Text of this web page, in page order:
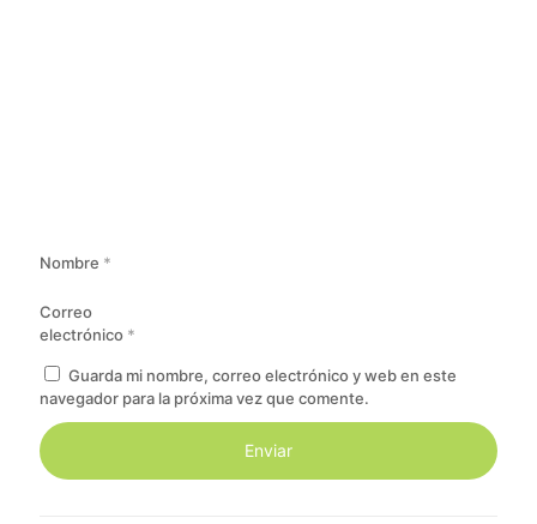
Nombre *
Correo
electrónico *
Guarda mi nombre, correo electrónico y web en este
navegador para la próxima vez que comente.